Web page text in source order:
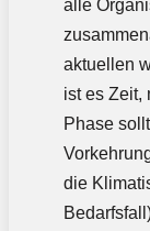
alle
aktuellen
ist es Zeit,
Phase
die